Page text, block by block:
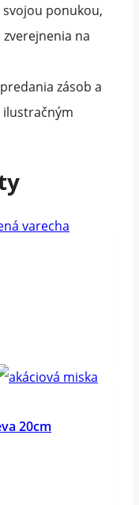
svojou ponukou,
na
zásob a
20cm